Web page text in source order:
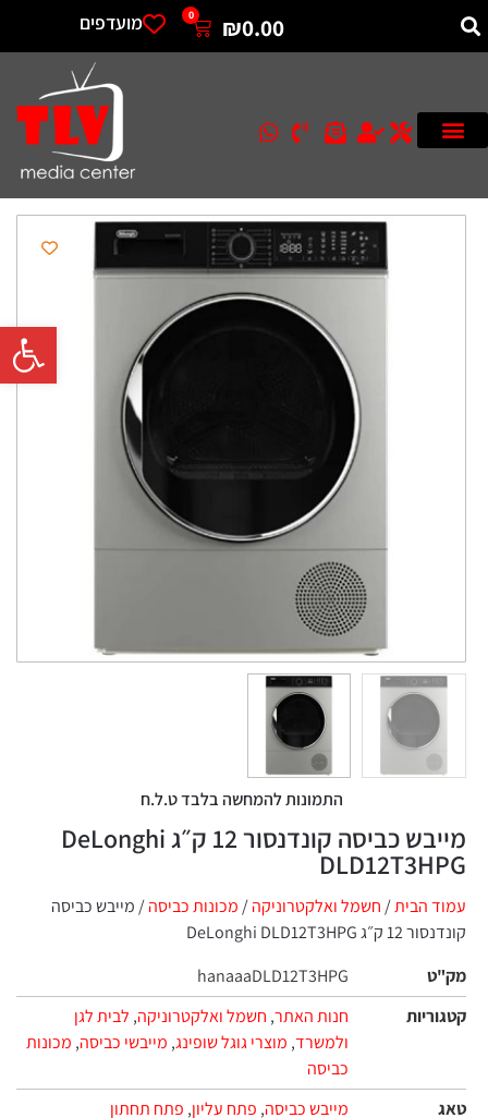
פתח
₪0.00
0 מועדפים
התמונות להמחשה בלבד ט.ל.ח
מייבש כביסה קונדנסור 12 ק״ג DeLonghi
DLD12T3HPG
עמוד הבית/ חשמל ואלקטרוניקה/ מכונות כביסה‏/ מייבש כביסה
קונדנסור 12 ק״ג DeLonghi DLD12T3HPG
מק"ט
hanaaaDLD12T3HPG
קטגוריות
חנות האתר, חשמל ואלקטרוניקה, לבית לגן
ולמשרד, מוצרי גוגל שופינג, מייבשי כביסה‏, מכונות
כביסה‏
טאג
מייבש כביסה, פתח עליון, פתח תחתון